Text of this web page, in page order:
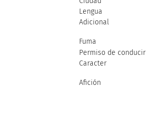
Lengua
Adicional
Fuma
Permiso de conducir
Caracter
Afición